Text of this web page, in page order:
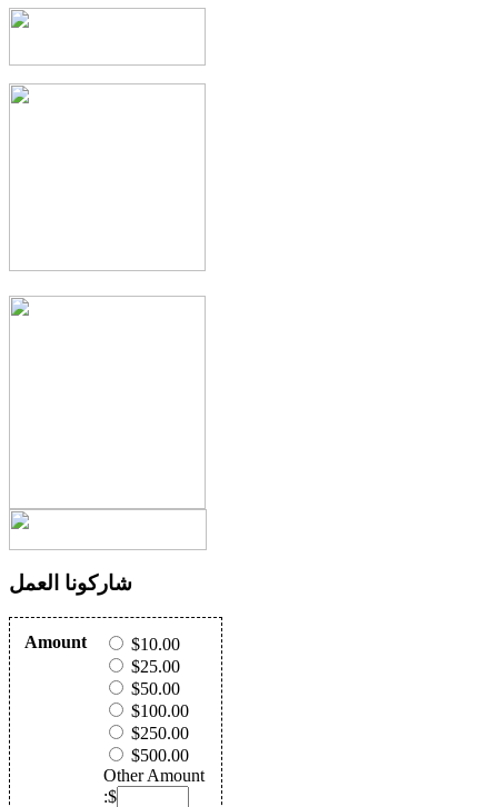
شاركونا العمل
Amount
$10.00
$25.00
$50.00
$100.00
$250.00
$500.00
Other Amount
:$